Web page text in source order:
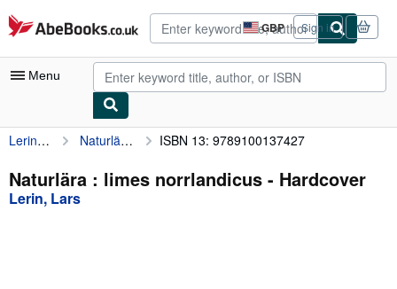
Skip to main content
AbeBooks.co.uk GBP
Site
shopping
preferences
Sign in
Menu
My Account
My Purchases
Advanced Search
Lerin, Lars Naturlära : limes norrlandicus ISBN 13: 9789100137427
Naturlära : limes norrlandicus - Hardcover
Lerin, Lars